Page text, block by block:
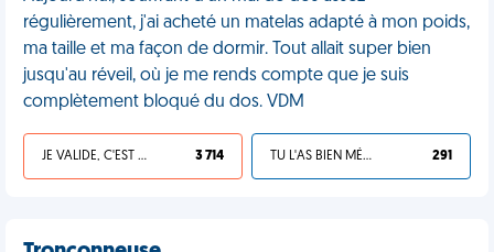
régulièrement, j'ai acheté un matelas adapté à mon poids,
ma taille et ma façon de dormir. Tout allait super bien
jusqu'au réveil, où je me rends compte que je suis
complètement bloqué du dos. VDM
JE VALIDE, C'EST UNE VDM 3 714 TU L'AS BIEN MÉRITÉ 291